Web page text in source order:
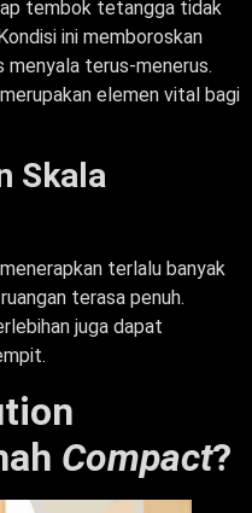
tembok tetangga tidak
ini memboroskan
menyala terus-menerus.
elemen vital bagi
Skala
terlalu banyak
terasa penuh.
juga dapat
Compact?